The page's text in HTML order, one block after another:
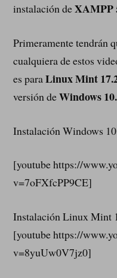
instalación deXAMPP
Primeramente tendrán
cualquiera de estos
es paraLinux Mint
versión deWindows 10.
Instalación Windows 10
[youtube https://
v=7oFXfcPP9CE]
Instalación Linux Mint
[youtube https://
v=8yuUw0V7jz0]